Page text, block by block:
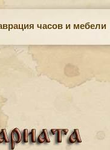
часов и мебели